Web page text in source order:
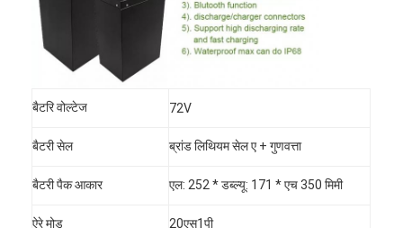
बैटरि वोल्टेज 72V
बैटरी सेल ब्रांड लिथियम सेल ए + गुणवत्ता
बैटरी पैक आकार एल: 252 * डब्ल्यू: 171 * एच 350 मिमी
ऐरे मोड 20एस1पी